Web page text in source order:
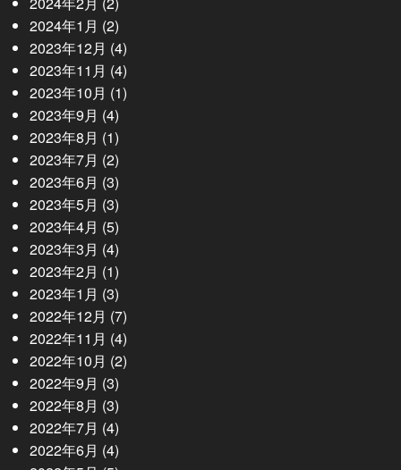
2024年1月 (2)
2023年12月 (4)
2023年11月 (4)
2023年10月 (1)
2023年9月 (4)
2023年8月 (1)
2023年7月 (2)
2023年6月 (3)
2023年5月 (3)
2023年4月 (5)
2023年3月 (4)
2023年2月 (1)
2023年1月 (3)
2022年12月 (7)
2022年11月 (4)
2022年10月 (2)
2022年9月 (3)
2022年8月 (3)
2022年7月 (4)
2022年6月 (4)